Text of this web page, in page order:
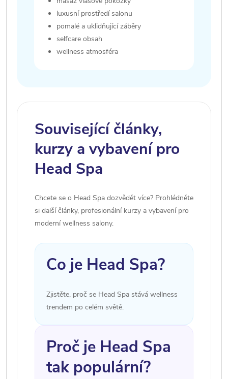
luxusní prostředí salonu
pomalé a uklidňující záběry
selfcare obsah
wellness atmosféra
Související články,
kurzy a vybavení pro
Head Spa
Chcete se o Head Spa dozvědět více? Prohlédněte
si další články, profesionální kurzy a vybavení pro
moderní wellness salony.
Co je Head Spa?
Zjistěte, proč se Head Spa stává wellness
trendem po celém světě.
Proč je Head Spa
tak populární?